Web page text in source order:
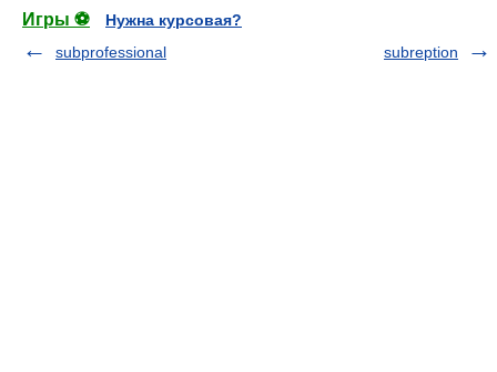
Игры ⚽
Нужна курсовая?
subprofessional
subreption